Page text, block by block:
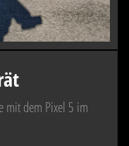
mit dem Pixel 5 im